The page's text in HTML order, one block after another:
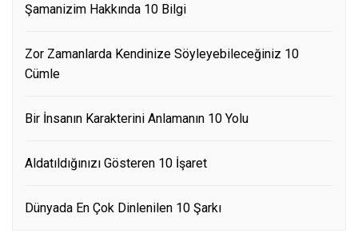
Şamanizim Hakkında 10 Bilgi
Zor Zamanlarda Kendinize Söyleyebileceğiniz 10
Cümle
Bir İnsanın Karakterini Anlamanın 10 Yolu
Aldatıldığınızı Gösteren 10 İşaret
Dünyada En Çok Dinlenilen 10 Şarkı